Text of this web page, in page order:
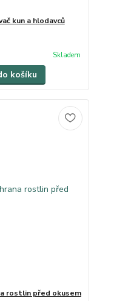
kun a hlodavců
Skladem
košíku
rostlin před okusem